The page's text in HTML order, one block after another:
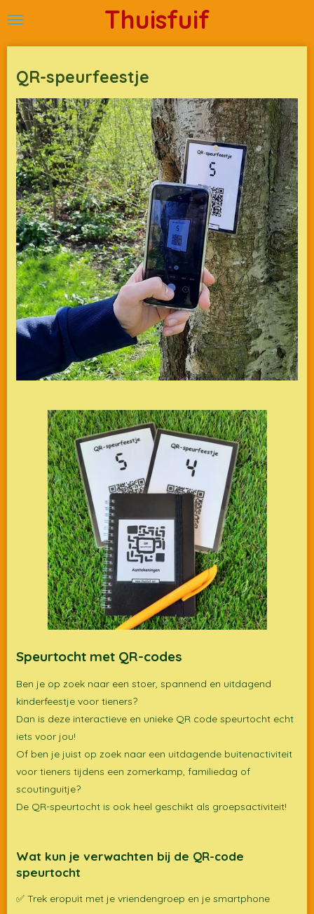
Ga
naar
hoofdinhoud
Thuisfuif
QR-speurfeestje
Speurtocht met QR-codes
Ben je op zoek naar een stoer, spannend en uitdagend
kinderfeestje voor tieners?
Dan is deze interactieve en unieke QR code speurtocht echt
iets voor jou!
Of ben je juist op zoek naar een uitdagende buitenactiviteit
voor tieners tijdens een zomerkamp, familiedag of
scoutinguitje?
De QR-speurtocht is ook heel geschikt als groepsactiviteit!
Wat kun je verwachten bij de QR-code
speurtocht
✅ Trek eropuit met je vriendengroep en je smartphone